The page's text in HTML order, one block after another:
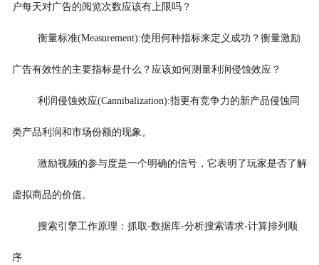
户每天对广告的阅览次数应该有上限吗？
衡量标准(Measurement):使用何种指标来定义成功？衡量激励
广告有效性的主要指标是什么？应该如何测量利润侵蚀效应？
利润侵蚀效应(Cannibalization):指更有竞争力的新产品侵蚀同
类产品利润和市场份额的现象。
激励视频的参与度是一个明确的信号，它表明了玩家是否了解
虚拟商品的价值。
搜索引擎工作原理：抓取-数据库-分析搜索请求-计算排列顺
序